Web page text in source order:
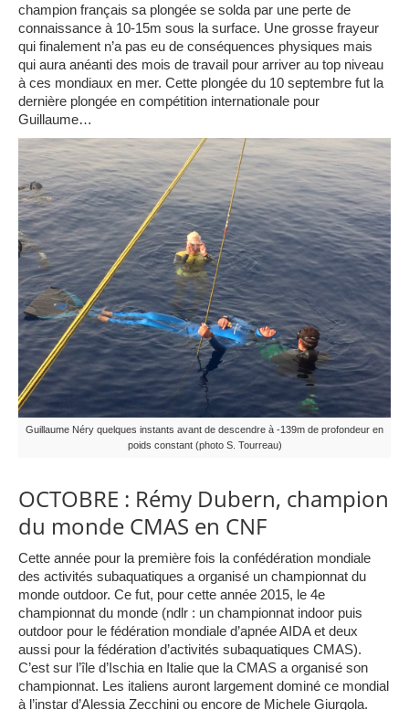
champion français sa plongée se solda par une perte de
connaissance à 10-15m sous la surface. Une grosse frayeur
qui finalement n’a pas eu de conséquences physiques mais
qui aura anéanti des mois de travail pour arriver au top niveau
à ces mondiaux en mer. Cette plongée du 10 septembre fut la
dernière plongée en compétition internationale pour
Guillaume…
Guillaume Néry quelques instants avant de descendre à -139m de profondeur en
poids constant (photo S. Tourreau)
OCTOBRE : Rémy Dubern, champion
du monde CMAS en CNF
Cette année pour la première fois la confédération mondiale
des activités subaquatiques a organisé un championnat du
monde outdoor. Ce fut, pour cette année 2015, le 4e
championnat du monde (ndlr : un championnat indoor puis
outdoor pour le fédération mondiale d’apnée AIDA et deux
aussi pour la fédération d’activités subaquatiques CMAS).
C’est sur l’île d’Ischia en Italie que la CMAS a organisé son
championnat. Les italiens auront largement dominé ce mondial
à l’instar d’Alessia Zecchini ou encore de Michele Giurgola.